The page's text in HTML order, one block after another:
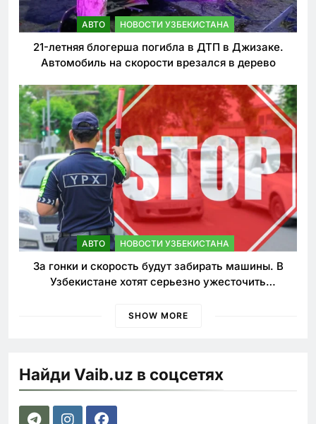
АВТО НОВОСТИ УЗБЕКИСТАНА
21-летняя блогерша погибла в ДТП в Джизаке.
Автомобиль на скорости врезался в дерево
АВТО НОВОСТИ УЗБЕКИСТАНА
За гонки и скорость будут забирать машины. В
Узбекистане хотят серьезно ужесточить
SHOW MORE
Найди Vaib.uz в соцсетях